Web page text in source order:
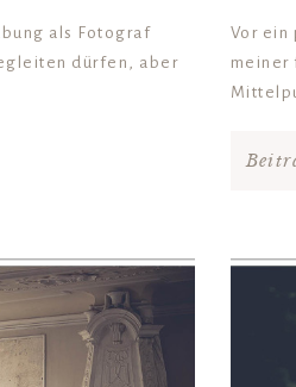
als Fotograf
dürfen, aber
Vor ein
meiner